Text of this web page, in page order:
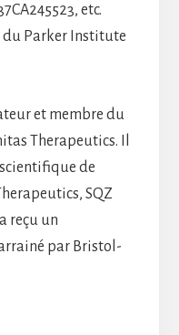
etc.
du Parker Institute
et membre du
Therapeutics. Il
de
SQZ
reçu un
par Bristol-